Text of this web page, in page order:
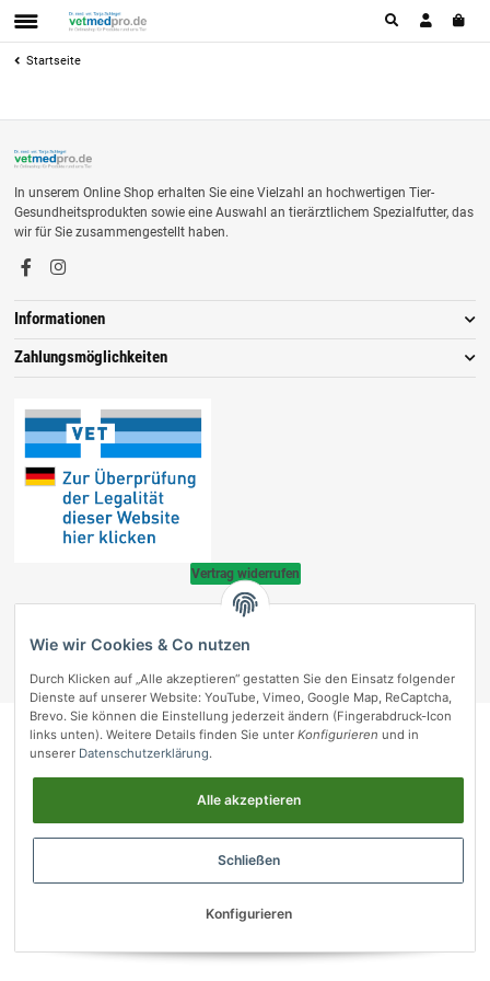
Startseite
In unserem Online Shop erhalten Sie eine Vielzahl an hochwertigen Tier-
Gesundheitsprodukten sowie eine Auswahl an tierärztlichem Spezialfutter, das
wir für Sie zusammengestellt haben.
Informationen
Zahlungsmöglichkeiten
Vertrag widerrufen
• * Alle Preise inkl. gesetzlicher USt., zzgl.
Umsetzung durch Themeart
vetmedpro.de
Wie wir Cookies & Co nutzen
Durch Klicken auf „Alle akzeptieren“ gestatten Sie den Einsatz folgender
Dienste auf unserer Website: YouTube, Vimeo, Google Map, ReCaptcha,
Brevo. Sie können die Einstellung jederzeit ändern (Fingerabdruck-Icon
links unten). Weitere Details finden Sie unter Konfigurieren und in
unserer Datenschutzerklärung.
Alle akzeptieren
Schließen
Konfigurieren